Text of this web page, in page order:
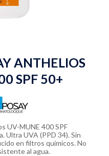
ANTHELIOS
SPF 50+
UV-MUNE 400 SPF
Ultra UVA (PPD 34). Sin
en filtros químicos. No
al agua.